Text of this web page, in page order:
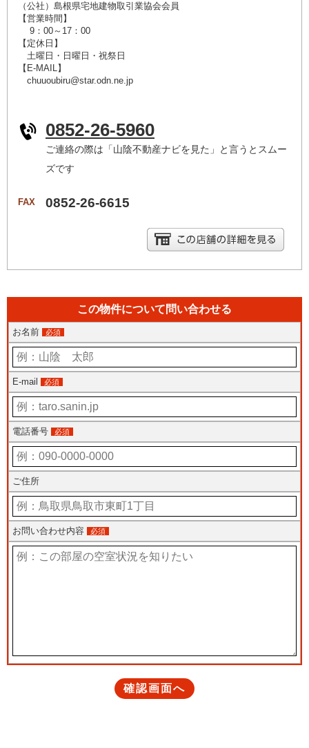
（公社）島根県宅地建物取引業協会会員
【営業時間】
9：00～17：00
【定休日】
土曜日・日曜日・祝祭日
【E-MAIL】
chuuoubiru@star.odn.ne.jp
0852-26-5960
ご連絡の際は「山陰不動産ナビを見た」と言うとスムー
ズです
FAX 0852-26-6615